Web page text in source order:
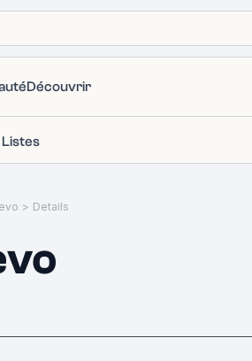
Découvrir
Listes
> Details